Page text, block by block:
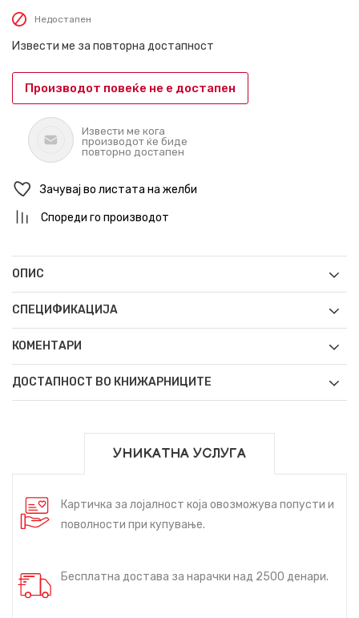
Недостапен
Извести ме за повторна достапност
Производот повеќе не е достапен
Извести ме кога
производот ќе биде
повторно достапен
Зачувај во листата на желби
Спореди го производот
ОПИС
СПЕЦИФИКАЦИЈА
КОМЕНТАРИ
ДОСТАПНОСТ ВО КНИЖАРНИЦИТЕ
УНИКАТНА УСЛУГА
Картичка за лојалност која овозможува попусти и
поволности при купување.
Бесплатна достава за нарачки над 2500 денари.